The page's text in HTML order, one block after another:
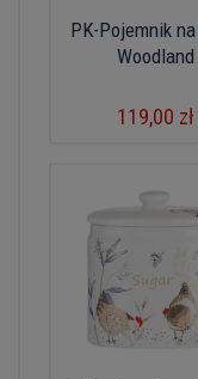
PK-Pojemnik
Woodland
119,00 zł